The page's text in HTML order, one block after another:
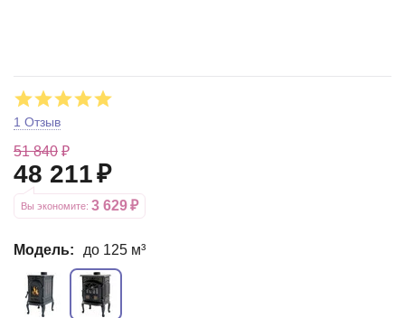
1 Отзыв
51 840 ₽
48 211₽
Вы экономите: 3 629₽
Модель: до 125 м³